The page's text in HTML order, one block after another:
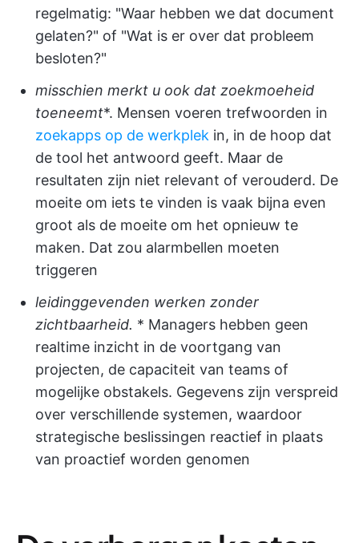
regelmatig: "Waar hebben we dat document
gelaten?" of "Wat is er over dat probleem
besloten?"
misschien merkt u ook dat zoekmoeheid
toeneemt*. Mensen voeren trefwoorden in
zoekapps op de werkplek in, in de hoop dat
de tool het antwoord geeft. Maar de
resultaten zijn niet relevant of verouderd. De
moeite om iets te vinden is vaak bijna even
groot als de moeite om het opnieuw te
maken. Dat zou alarmbellen moeten
triggeren
leidinggevenden werken zonder
zichtbaarheid. * Managers hebben geen
realtime inzicht in de voortgang van
projecten, de capaciteit van teams of
mogelijke obstakels. Gegevens zijn verspreid
over verschillende systemen, waardoor
strategische beslissingen reactief in plaats
van proactief worden genomen